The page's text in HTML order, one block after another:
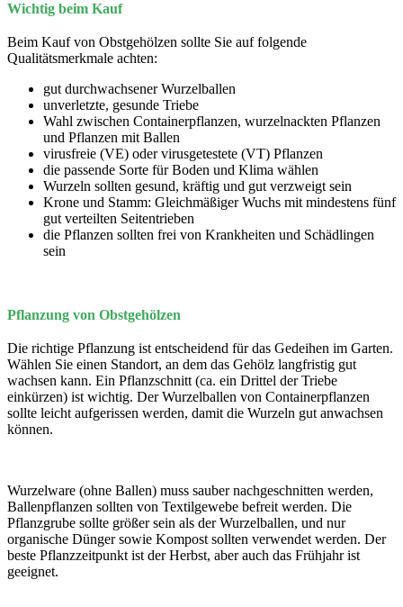
Wichtig beim Kauf
Beim Kauf von Obstgehölzen sollte Sie auf folgende
Qualitätsmerkmale achten:
gut durchwachsener Wurzelballen
unverletzte, gesunde Triebe
Wahl zwischen Containerpflanzen, wurzelnackten Pflanzen
und Pflanzen mit Ballen
virusfreie (VE) oder virusgetestete (VT) Pflanzen
die passende Sorte für Boden und Klima wählen
Wurzeln sollten gesund, kräftig und gut verzweigt sein
Krone und Stamm: Gleichmäßiger Wuchs mit mindestens fünf
gut verteilten Seitentrieben
die Pflanzen sollten frei von Krankheiten und Schädlingen
sein
Pflanzung von Obstgehölzen
Die richtige Pflanzung ist entscheidend für das Gedeihen im Garten.
Wählen Sie einen Standort, an dem das Gehölz langfristig gut
wachsen kann. Ein Pflanzschnitt (ca. ein Drittel der Triebe
einkürzen) ist wichtig. Der Wurzelballen von Containerpflanzen
sollte leicht aufgerissen werden, damit die Wurzeln gut anwachsen
können.
Wurzelware (ohne Ballen) muss sauber nachgeschnitten werden,
Ballenpflanzen sollten von Textilgewebe befreit werden. Die
Pflanzgrube sollte größer sein als der Wurzelballen, und nur
organische Dünger sowie Kompost sollten verwendet werden. Der
beste Pflanzzeitpunkt ist der Herbst, aber auch das Frühjahr ist
geeignet.